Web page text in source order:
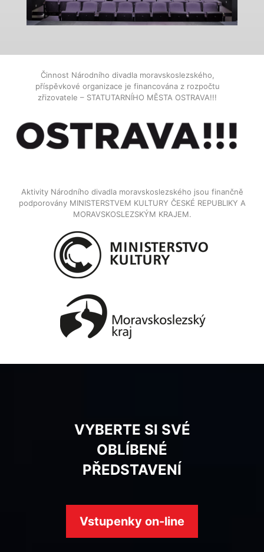
Činnost Národního divadla moravskoslezského,
příspěvkové organizace je financována z rozpočtu
zřizovatele – STATUTARNÍHO MĚSTA OSTRAVA!!!
Aktivity Národního divadla moravskoslezského jsou finančně
podporovány MINISTERSTVEM KULTURY ČESKÉ REPUBLIKY A
MORAVSKOSLEZSKÝM KRAJEM.
VYBERTE SI SVÉ
OBLÍBENÉ
PŘEDSTAVENÍ
Vstupenky on-line